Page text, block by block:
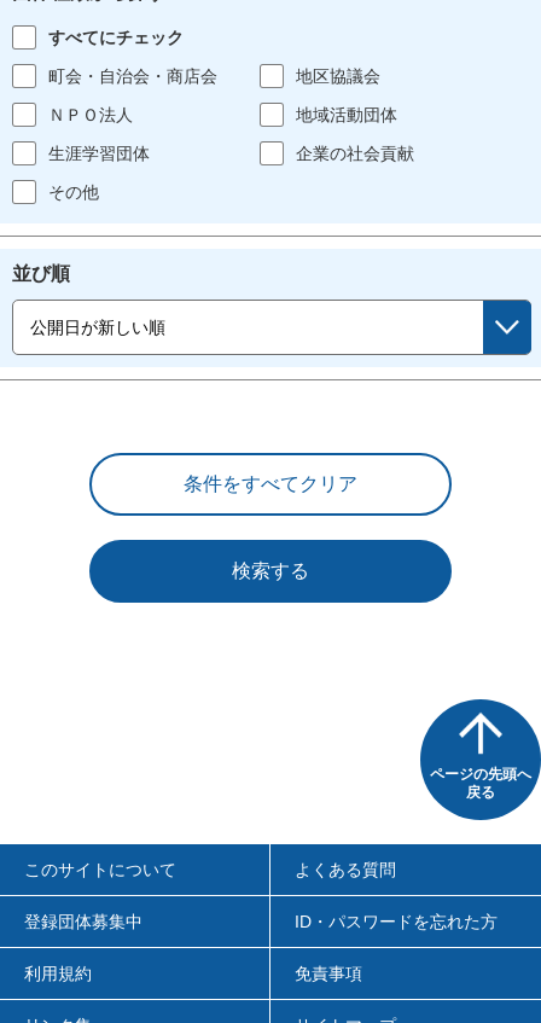
すべてにチェック
町会・自治会・商店会
地区協議会
ＮＰＯ法人
地域活動団体
生涯学習団体
企業の社会貢献
その他
並び順
検索する
ページの先頭へ
戻る
このサイトについて よくある質問
登録団体募集中 ID・パスワードを忘れた方
利用規約 免責事項